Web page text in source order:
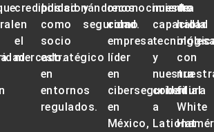
credibilidad
en
el
mercado.
posicionándonos
como
socio
estratégico
en
entornos
regulados.
y
seguridad.
reconocimiento
como
empresa
líder
en
ciberseguridad
en
México,
nuestra
capacidad
y
nuestra
cobertura
a
de
habla
con
filial
White
Hat